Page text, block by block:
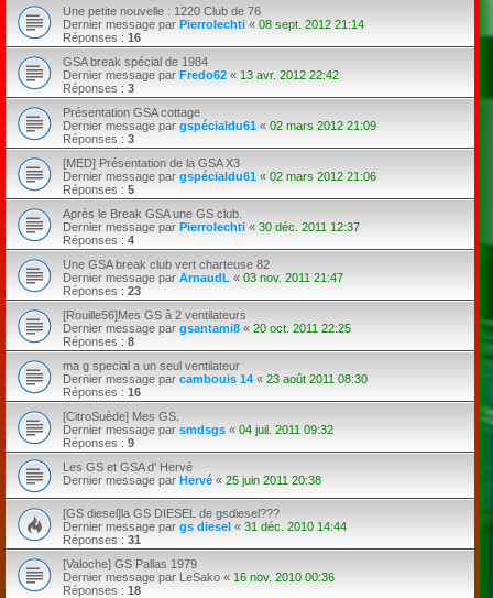
Une petite nouvelle : 1220 Club de 76
Dernier message par Pierrolechti « 08 sept. 2012 21:14
Réponses : 16
GSA break spécial de 1984
Dernier message par Fredo62 « 13 avr. 2012 22:42
Réponses : 3
Présentation GSA cottage
Dernier message par gspécialdu61 « 02 mars 2012 21:09
Réponses : 3
[MED] Présentation de la GSA X3
Dernier message par gspécialdu61 « 02 mars 2012 21:06
Réponses : 5
Après le Break GSA une GS club.
Dernier message par Pierrolechti « 30 déc. 2011 12:37
Réponses : 4
Une GSA break club vert charteuse 82
Dernier message par ArnaudL « 03 nov. 2011 21:47
Réponses : 23
[Rouille56]Mes GS à 2 ventilateurs
Dernier message par gsantami8 « 20 oct. 2011 22:25
Réponses : 8
ma g special a un seul ventilateur
Dernier message par cambouis 14 « 23 août 2011 08:30
Réponses : 16
[CitroSuède] Mes GS.
Dernier message par smdsgs « 04 juil. 2011 09:32
Réponses : 9
Les GS et GSA d' Hervé
Dernier message par Hervé « 25 juin 2011 20:38
[GS diesel]la GS DIESEL de gsdiesel???
Dernier message par gs diesel « 31 déc. 2010 14:44
Réponses : 31
[Valoche] GS Pallas 1979
Dernier message par LeSako « 16 nov. 2010 00:36
Réponses : 18